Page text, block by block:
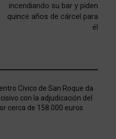
incendiando su bar y piden
quince años de cárcel para
él
Cívico de San Roque da
con la adjudicación del
cerca de 158.000 euros